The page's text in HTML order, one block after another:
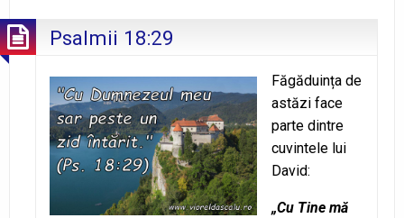
Psalmii 18:29
Făgăduința de
astăzi face
parte dintre
cuvintele lui
David:
„Cu Tine mă